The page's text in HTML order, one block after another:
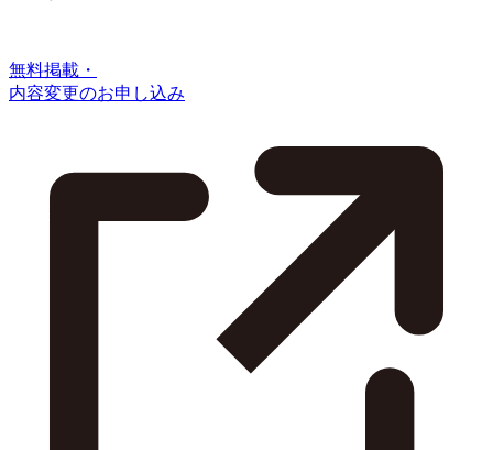
無料掲載・
内容変更のお申し込み